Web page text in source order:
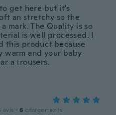
get here but it's
an stretchy so the
mark. The Quality is so
is well processed. I
this product because
warm and your baby
a trousers.
avis · 6 chargements